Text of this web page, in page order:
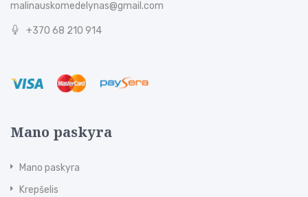
malinauskomedelynas@gmail.com
+370 68 210 914
Mano paskyra
Mano paskyra
Krepšelis